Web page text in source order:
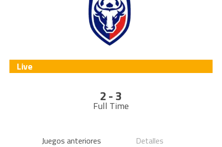
Live
2 - 3
Full Time
Juegos anteriores
Detalles